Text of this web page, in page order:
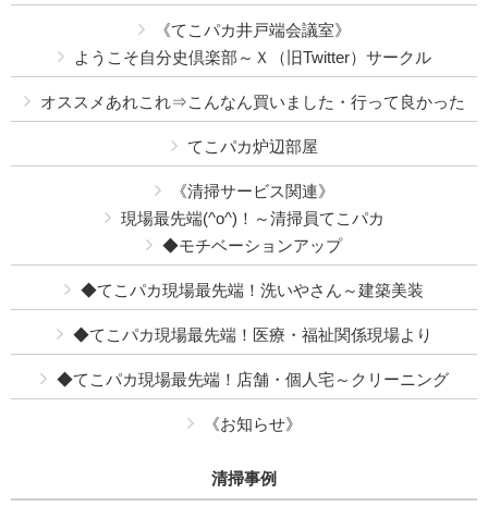
《てこパカ井戸端会議室》
ようこそ自分史倶楽部～Ｘ（旧Twitter）サークル
オススメあれこれ⇒こんなん買いました・行って良かった
てこパカ炉辺部屋
《清掃サービス関連》
現場最先端(^o^)！～清掃員てこパカ
◆モチベーションアップ
◆てこパカ現場最先端！洗いやさん～建築美装
◆てこパカ現場最先端！医療・福祉関係現場より
◆てこパカ現場最先端！店舗・個人宅～クリーニング
《お知らせ》
清掃事例